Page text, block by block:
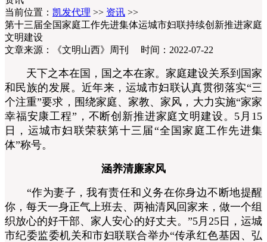
当前位置： 凯发代理 >> 资讯 >>
第十三届全国家庭工作先进集体运城市妇联持续创新推进家庭
文明建设
文章来源：《文明山西》周刊 时间：2022-07-22
天下之本在国，国之本在家。家庭建设关系到国家
和民族的发展。近年来，运城市妇联认真贯彻落实“三
个注重”要求，围绕家庭、家教、家风，大力实施“家家
幸福安康工程”，不断创新推进家庭文明建设。5月15
日，运城市妇联荣获第十三届“全国家庭工作先进集
体”称号。
涵养清廉家风
“作为妻子，我有责任和义务在你身边不断地提醒
你，每天一身正气上班去、两袖清风回家来，做一个组
织放心的好干部、家人安心的好丈夫。”5月25日，运城
市纪委监委机关和市妇联联合举办“传承红色基因、弘